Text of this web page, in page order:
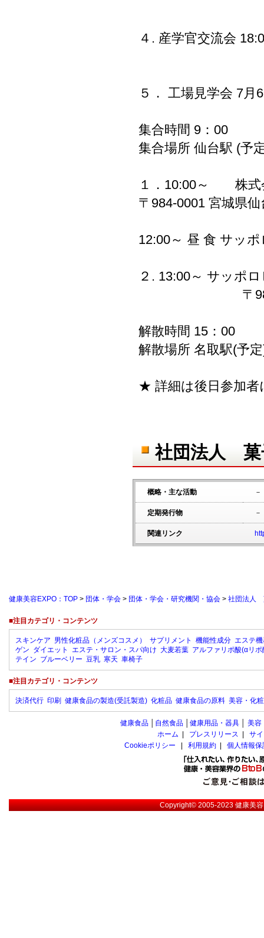
４. 産学官交流会
５． 工場見学会 7月
集合時間 9：00
集合場所 仙台駅 (予
１．10:00～ 株式
〒984-0001 宮城県
12:00～ 昼 食 サッ
２. 13:00～ サッポ
〒981-1231
解散時間 15：00
解散場所 名取駅(予
★ 詳細は後日参加
社団法人 菓
概略・主な活動 －
定期発行物 －
関連リンク
健康美容EXPO：TOP > 団体・学会 > 団体・学会・研究機関・協会 > 社団法人
■注目カテゴリ・コンテンツ
スキンケア 男性化粧品（メンズコスメ） サプリメント 機能性成分 エステ
ゲン ダイエット エステ・サロン・スパ向け 大麦若葉 アルファリポ酸(αリポ
テイン ブルーベリー 豆乳 寒天 車椅子
■注目カテゴリ・コンテンツ
決済代行 印刷 健康食品の製造(受託製造) 化粧品 健康食品の原料 美容・化
健康食品 自然食品 健康用品・器具 美容
ホーム
プレスリリース
サ
Cookieポリシー
利用規約 個人情報
Copyright© 2005-2023健康美